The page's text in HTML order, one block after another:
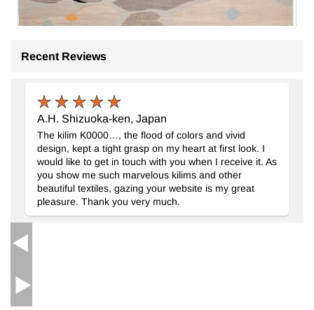
Nueva Alfombra Kilim Contemporánea Tejida a Mano
181 cm x 242 cm
$876
Recent Reviews
A.H. Shizuoka-ken, Japan
The kilim K0000…, the flood of colors and vivid
design, kept a tight grasp on my heart at first look. I
would like to get in touch with you when I receive it. As
you show me such marvelous kilims and other
beautiful textiles, gazing your website is my great
pleasure. Thank you very much.